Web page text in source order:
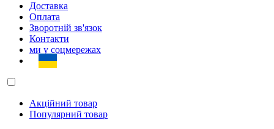
Доставка
Оплата
Зворотній зв'язок
Контакти
ми у соцмережах
Акційний товар
Популярний товар